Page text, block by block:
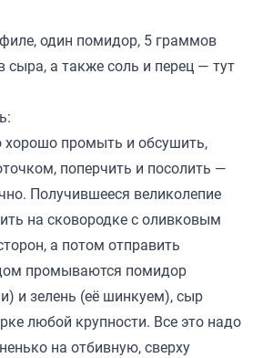
один помидор, 5 граммов
сыра, а также соль и перец — тут
хорошо промыть и обсушить,
поперчить и посолить —
Получившееся великолепие
на сковородке с оливковым
а потом отправить
промываются помидор
и зелень (её шинкуем), сыр
любой крупности. Все это надо
на отбивную, сверху